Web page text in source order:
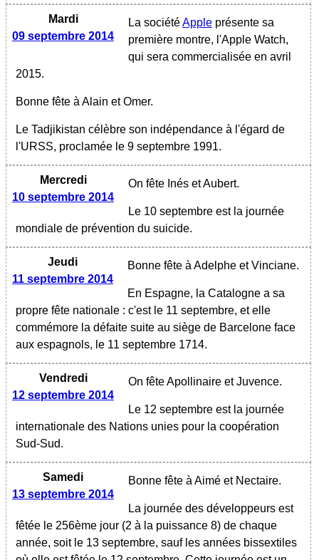
Mardi
09 septembre 2014
La sociétéApple présente sa
première montre, l'Apple Watch,
qui sera commercialisée en avril
2015.
Bonne fête à Alain et Omer.
Le Tadjikistan célèbre son indépendance à l'égard de
l'URSS, proclamée le 9 septembre 1991.
Mercredi
10 septembre 2014
On fête Inés et Aubert.
Le 10 septembre est la journée
mondiale de prévention du suicide.
Jeudi
11 septembre 2014
Bonne fête à Adelphe et Vinciane.
En Espagne, la Catalogne a sa
propre fête nationale : c'est le 11 septembre, et elle
commémore la défaite suite au siège de Barcelone face
aux espagnols, le 11 septembre 1714.
Vendredi
12 septembre 2014
On fête Apollinaire et Juvence.
Le 12 septembre est la journée
internationale des Nations unies pour la coopération
Sud-Sud.
Samedi
13 septembre 2014
Bonne fête à Aimé et Nectaire.
La journée des développeurs est
fêtée le 256ème jour (2 à la puissance 8) de chaque
année, soit le 13 septembre, sauf les années bissextiles